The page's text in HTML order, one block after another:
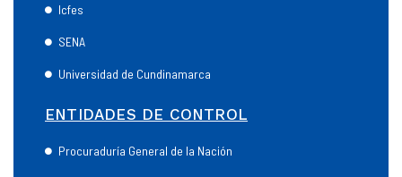
Icfes
SENA
Universidad de Cundinamarca
ENTIDADES DE CONTROL
Procuraduría General de la Nación